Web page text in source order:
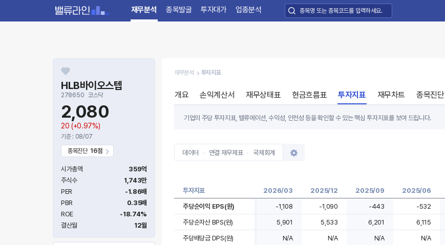
재무분석 종목발굴 투자대가 업종분석
HLB바이오스텝
278650 코스닥
2,080
20 (+0.97%)
기준 : 08/07
종목진단 16점
시가총액
359억
주식수
1,743만
PER
-1.86배
PBR
0.35배
ROE
-18.74%
결산월
12월
재무분석 투자지표
개요 손익계산서 재무상태표 현금흐름표 투자지표 재무차트 종목진단
기업의 주당 투자지표, 밸류에이션, 수익성, 안전성 등을 확인할 수 있는 핵심 투자지표를 보여 드립니다.
데이터 연결 재무제표 국제회계
투자지표 2026/03 2025/12 2025/09 2025/06
주당순이익 EPS(원) -1,108 -1,090 -443 -532
주당순자산 BPS(원) 5,901 5,533 6,201 6,115
주당배당금 DPS(원) N/A N/A N/A N/A